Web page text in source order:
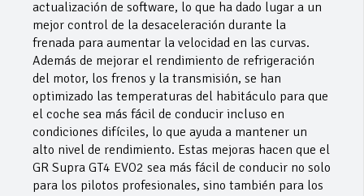
actualización de software, lo que ha dado lugar a un
mejor control de la desaceleración durante la
frenada para aumentar la velocidad en las curvas.
Además de mejorar el rendimiento de refrigeración
del motor, los frenos y la transmisión, se han
optimizado las temperaturas del habitáculo para que
el coche sea más fácil de conducir incluso en
condiciones difíciles, lo que ayuda a mantener un
alto nivel de rendimiento. Estas mejoras hacen que el
GR Supra GT4 EVO2 sea más fácil de conducir no solo
para los pilotos profesionales, sino también para los